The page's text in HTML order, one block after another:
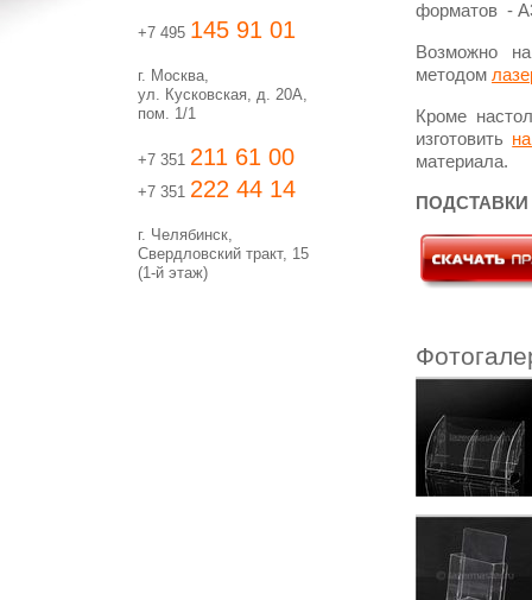
+7 495 145 91 01
г. Москва,
ул. Кусковская, д. 20А,
пом. 1/1
+7 351 211 61 00
+7 351 222 44 14
г. Челябинск,
Свердловский тракт, 15
(1-й этаж)
форматов -
Возможно
методом
Кроме
изготовить
материала.